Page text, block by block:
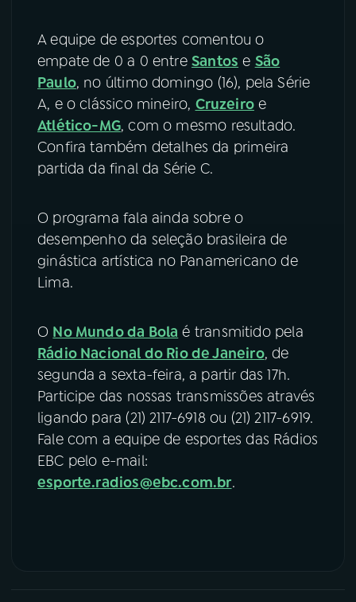
A equipe de esportes comentou o
empate de 0 a 0 entre Santos e São
Paulo, no último domingo (16), pela Série
A, e o clássico mineiro, Cruzeiroe
Atlético-MG, com o mesmo resultado.
Confira também detalhes da primeira
partida da final da Série C.
O programa fala ainda sobre o
desempenho da seleção brasileira de
ginástica artística no Panamericano de
Lima.
O No Mundo da Bola é transmitido pela
Rádio Nacional do Rio de Janeiro, de
segunda a sexta-feira, a partir das 17h.
Participe das nossas transmissões através
ligando para (21) 2117-6918 ou (21) 2117-6919.
Fale com a equipe de esportes das Rádios
EBC pelo e-mail:
esporte.radios@ebc.com.br.